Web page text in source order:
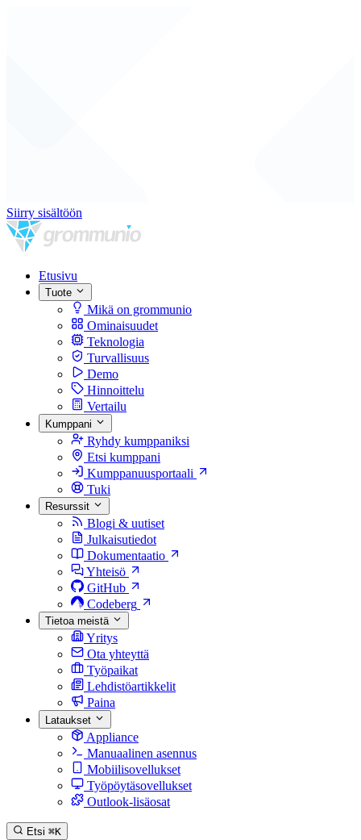
Siirry sisältöön
Etusivu
Tuote
Mikä on grommunio
Ominaisuudet
Teknologia
Turvallisuus
Demo
Hinnoittelu
Vertailu
Kumppani
Ryhdy kumppaniksi
Etsi kumppani
Kumppanuusportaali
Tuki
Resurssit
Blogi & uutiset
Julkaisutiedot
Dokumentaatio
Yhteisö
GitHub
Codeberg
Tietoa meistä
Yritys
Ota yhteyttä
Työpaikat
Lehdistöartikkelit
Paina
Lataukset
Appliance
Manuaalinen asennus
Mobiilisovellukset
Työpöytäsovellukset
Outlook-lisäosat
Etsi ⌘K